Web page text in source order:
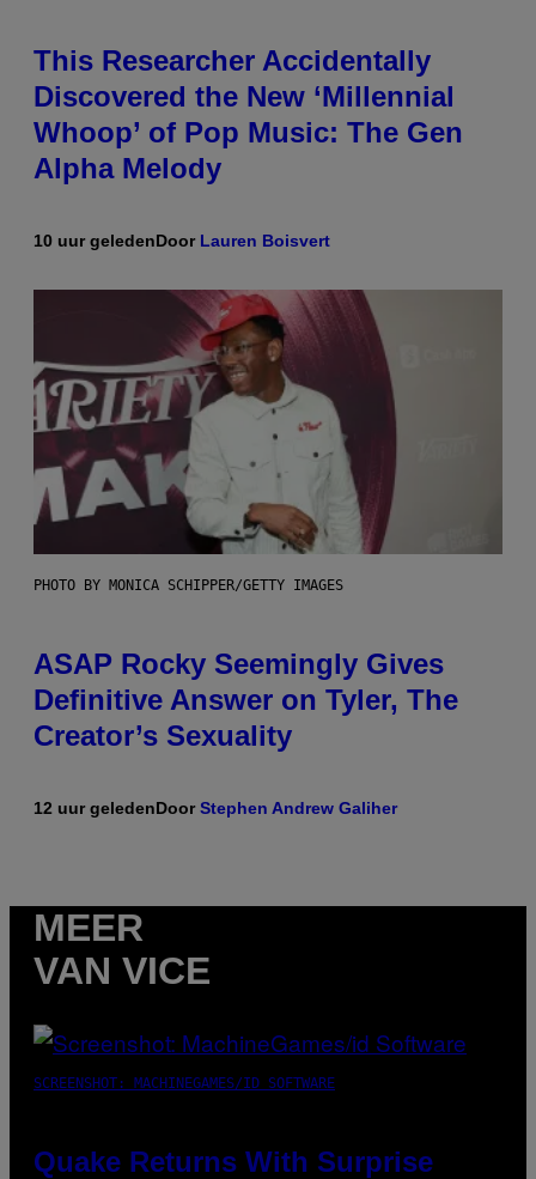
This Researcher Accidentally
Discovered the New ‘Millennial
Whoop’ of Pop Music: The Gen
Alpha Melody
10 uur geledenDoor Lauren Boisvert
PHOTO BY MONICA SCHIPPER/GETTY IMAGES
ASAP Rocky Seemingly Gives
Definitive Answer on Tyler, The
Creator’s Sexuality
12 uur geledenDoorStephen Andrew Galiher
MEER
VAN VICE
SCREENSHOT: MACHINEGAMES/ID SOFTWARE
Quake Returns With Surprise